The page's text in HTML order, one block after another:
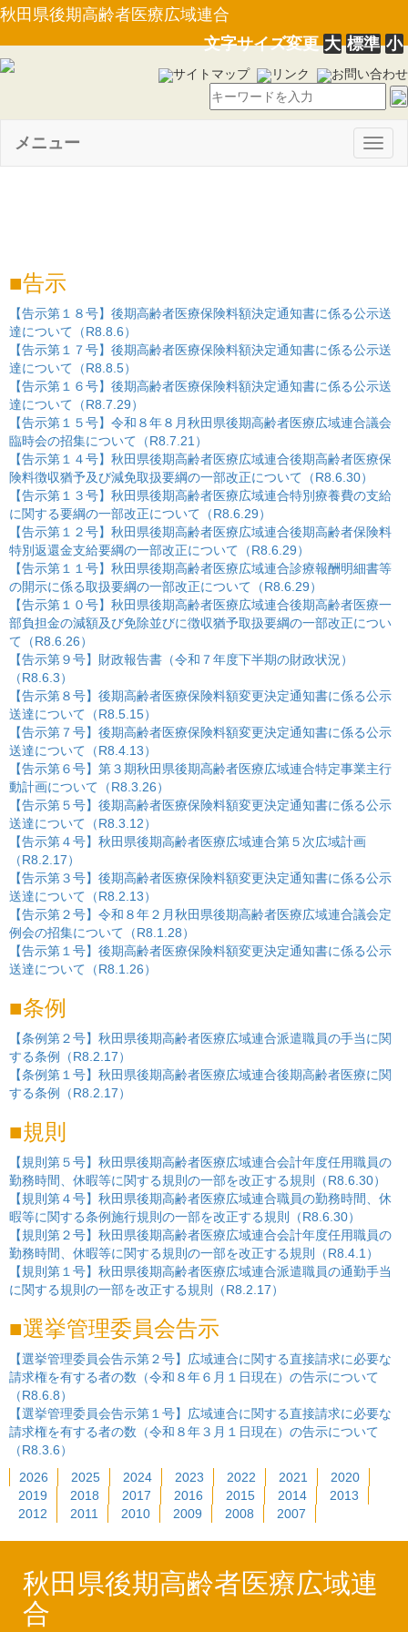
秋田県後期高齢者医療広域連合
文字サイズ変更大 標準 小
サイトマップ リンク お問い合わせ
メニュー
告示
【告示第１８号】後期高齢者医療保険料額決定通知書に係る公示送
達について（R8.8.6）
【告示第１７号】後期高齢者医療保険料額決定通知書に係る公示送
達について（R8.8.5）
【告示第１６号】後期高齢者医療保険料額決定通知書に係る公示送
達について（R8.7.29）
【告示第１５号】令和８年８月秋田県後期高齢者医療広域連合議会
臨時会の招集について（R8.7.21）
【告示第１４号】秋田県後期高齢者医療広域連合後期高齢者医療保
険料徴収猶予及び減免取扱要綱の一部改正について（R8.6.30）
【告示第１３号】秋田県後期高齢者医療広域連合特別療養費の支給
に関する要綱の一部改正について（R8.6.29）
【告示第１２号】秋田県後期高齢者医療広域連合後期高齢者保険料
特別返還金支給要綱の一部改正について（R8.6.29）
【告示第１１号】秋田県後期高齢者医療広域連合診療報酬明細書等
の開示に係る取扱要綱の一部改正について（R8.6.29）
【告示第１０号】秋田県後期高齢者医療広域連合後期高齢者医療一
部負担金の減額及び免除並びに徴収猶予取扱要綱の一部改正につい
て（R8.6.26）
【告示第９号】財政報告書（令和７年度下半期の財政状況）
（R8.6.3）
【告示第８号】後期高齢者医療保険料額変更決定通知書に係る公示
送達について（R8.5.15）
【告示第７号】後期高齢者医療保険料額変更決定通知書に係る公示
送達について（R8.4.13）
【告示第６号】第３期秋田県後期高齢者医療広域連合特定事業主行
動計画について（R8.3.26）
【告示第５号】後期高齢者医療保険料額変更決定通知書に係る公示
送達について（R8.3.12）
【告示第４号】秋田県後期高齢者医療広域連合第５次広域計画
（R8.2.17）
【告示第３号】後期高齢者医療保険料額変更決定通知書に係る公示
送達について（R8.2.13）
【告示第２号】令和８年２月秋田県後期高齢者医療広域連合議会定
例会の招集について（R8.1.28）
【告示第１号】後期高齢者医療保険料額変更決定通知書に係る公示
送達について（R8.1.26）
条例
【条例第２号】秋田県後期高齢者医療広域連合派遣職員の手当に関
する条例（R8.2.17）
【条例第１号】秋田県後期高齢者医療広域連合後期高齢者医療に関
する条例（R8.2.17）
規則
【規則第５号】秋田県後期高齢者医療広域連合会計年度任用職員の
勤務時間、休暇等に関する規則の一部を改正する規則（R8.6.30）
【規則第４号】秋田県後期高齢者医療広域連合職員の勤務時間、休
暇等に関する条例施行規則の一部を改正する規則（R8.6.30）
【規則第２号】秋田県後期高齢者医療広域連合会計年度任用職員の
勤務時間、休暇等に関する規則の一部を改正する規則（R8.4.1）
【規則第１号】秋田県後期高齢者医療広域連合派遣職員の通勤手当
に関する規則の一部を改正する規則（R8.2.17）
選挙管理委員会告示
【選挙管理委員会告示第２号】広域連合に関する直接請求に必要な
請求権を有する者の数（令和８年６月１日現在）の告示について
（R8.6.8）
【選挙管理委員会告示第１号】広域連合に関する直接請求に必要な
請求権を有する者の数（令和８年３月１日現在）の告示について
（R8.3.6）
2026
2025 2024 2023 2022 2021
2020
2019
2018 2017 2016 2015 2014
2013
2012
2011 2010 2009 2008 2007
秋田県後期高齢者医療広域連
合